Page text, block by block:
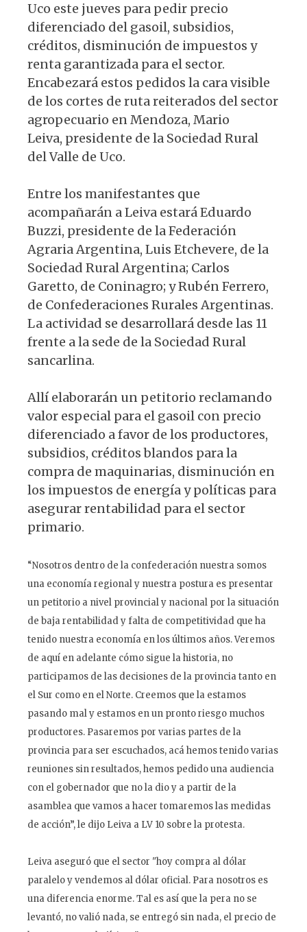
Uco este jueves para pedir precio
diferenciado del gasoil, subsidios,
créditos, disminución de impuestos y
renta garantizada para el sector.
Encabezará estos pedidos la cara visible
de los cortes de ruta reiterados del sector
agropecuario en Mendoza, Mario
Leiva, presidente de la Sociedad Rural
del Valle de Uco.
Entre los manifestantes que
acompañarán a Leiva estará Eduardo
Buzzi, presidente de la Federación
Agraria Argentina, Luis Etchevere, de la
Sociedad Rural Argentina; Carlos
Garetto, de Coninagro; y Rubén Ferrero,
de Confederaciones Rurales Argentinas.
La actividad se desarrollará desde las 11
frente a la sede de la Sociedad Rural
sancarlina.
Allí elaborarán un petitorio reclamando
valor especial para el gasoil con precio
diferenciado a favor de los productores,
subsidios, créditos blandos para la
compra de maquinarias, disminución en
los impuestos de energía y políticas para
asegurar rentabilidad para el sector
primario.
“Nosotros dentro de la confederación nuestra somos
una economía regional y nuestra postura es presentar
un petitorio a nivel provincial y nacional por la situación
de baja rentabilidad y falta de competitividad que ha
tenido nuestra economía en los últimos años. Veremos
de aquí en adelante cómo sigue la historia, no
participamos de las decisiones de la provincia tanto en
el Sur como en el Norte. Creemos que la estamos
pasando mal y estamos en un pronto riesgo muchos
productores. Pasaremos por varias partes de la
provincia para ser escuchados, acá hemos tenido varias
reuniones sin resultados, hemos pedido una audiencia
con el gobernador que no la dio y a partir de la
asamblea que vamos a hacer tomaremos las medidas
de acción”, le dijo Leiva a LV 10 sobre la protesta.
Leiva aseguró que el sector "hoy compra al dólar
paralelo y vendemos al dólar oficial. Para nosotros es
una diferencia enorme. Tal es así que la pera no se
levantó, no valió nada, se entregó sin nada, el precio de